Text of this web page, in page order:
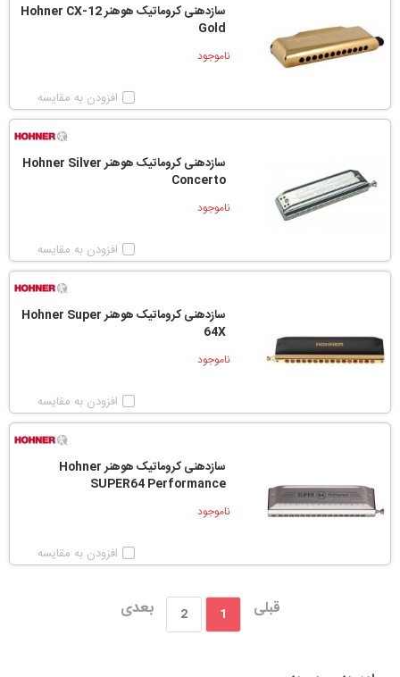
سازدهنی کروماتیک هوهنر Hohner CX-12
Gold
ناموجود
افزودن به مقایسه
سازدهنی کروماتیک هوهنر Hohner Silver
Concerto
ناموجود
افزودن به مقایسه
سازدهنی کروماتیک هوهنر Hohner Super
64X
ناموجود
افزودن به مقایسه
سازدهنی کروماتیک هوهنر Hohner
SUPER64 Performance
ناموجود
افزودن به مقایسه
قبلی 1
2 بعدی